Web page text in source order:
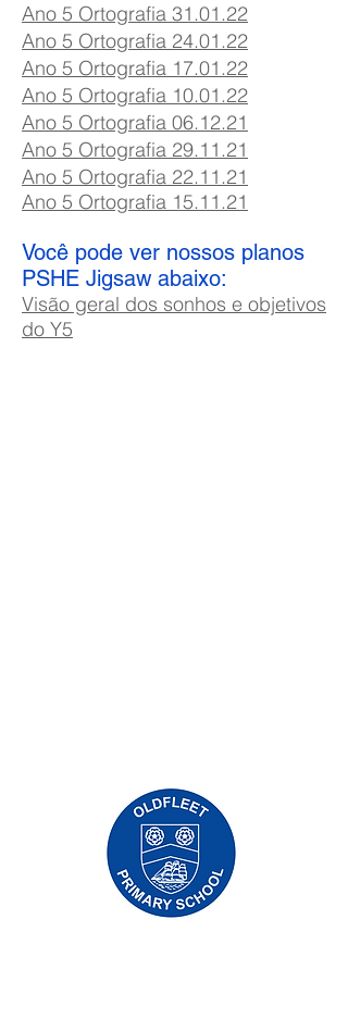
Ano 5 Ortografia 31.01.22
Ano 5 Ortografia 24.01.22
Ano 5 Ortografia 17.01.22
Ano 5 Ortografia 10.01.22
Ano 5 Ortografia 06.12.21
Ano 5 Ortografia 29.11.21
Ano 5 Ortografia 22.11.21
Ano 5 Ortografia 15.11.21
Você pode ver nossos planos
PSHE Jigsaw abaixo:
Visão geral dos sonhos e objetivos
do Y5